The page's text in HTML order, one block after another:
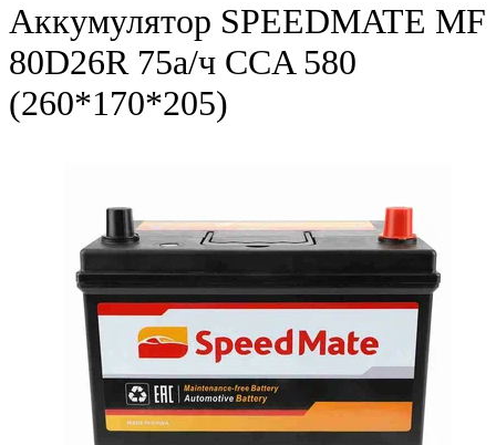
Аккумулятор SPEEDMATE MF
80D26R 75а/ч CCA 580
(260*170*205)